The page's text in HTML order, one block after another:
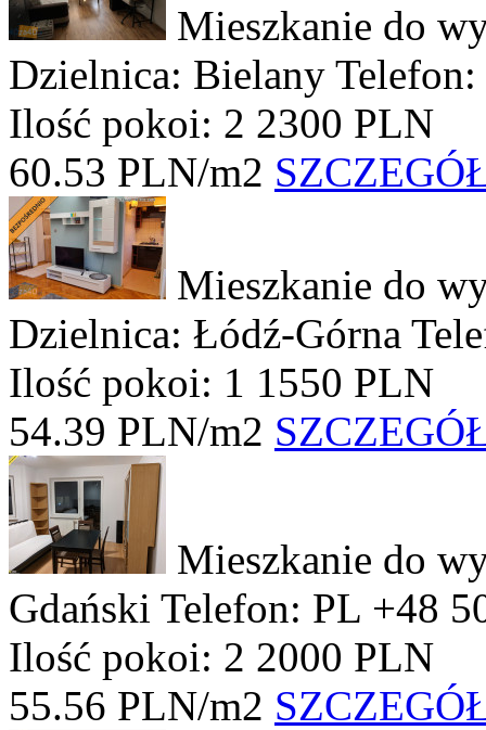
Mieszkanie do
Dzielnica: Bielany
Ilość pokoi: 2 2300 PLN
60.53 PLN/m2
Mieszkanie do
Dzielnica: Łódź-Górna
Ilość pokoi: 1 1550 PLN
54.39 PLN/m2
Mieszkanie do
Gdański Telefon: PL +48
Ilość pokoi: 2 2000 PLN
55.56 PLN/m2